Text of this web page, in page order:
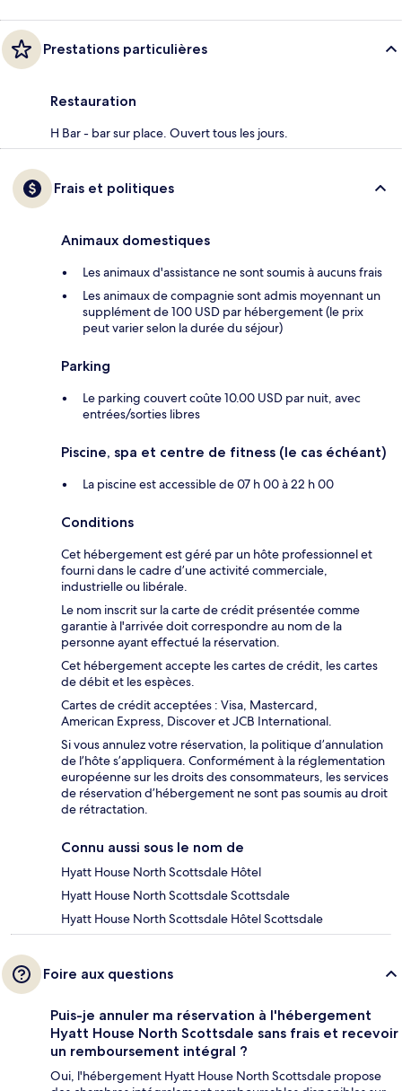
Prestations particulières
Restauration
H Bar - bar sur place. Ouvert tous les jours.
Frais et politiques
Animaux domestiques
Les animaux d'assistance ne sont soumis à aucuns frais
Les animaux de compagnie sont admis moyennant un
supplément de 100 USD par hébergement (le prix
peut varier selon la durée du séjour)
Parking
Le parking couvert coûte 10.00 USD par nuit, avec
entrées/sorties libres
Piscine, spa et centre de fitness (le cas échéant)
La piscine est accessible de 07 h 00 à 22 h 00
Conditions
Cet hébergement est géré par un hôte professionnel et
fourni dans le cadre d’une activité commerciale,
industrielle ou libérale.
Le nom inscrit sur la carte de crédit présentée comme
garantie à l'arrivée doit correspondre au nom de la
personne ayant effectué la réservation.
Cet hébergement accepte les cartes de crédit, les cartes
de débit et les espèces.
Cartes de crédit acceptées : Visa, Mastercard,
American Express, Discover et JCB International.
Si vous annulez votre réservation, la politique d’annulation
de l’hôte s’appliquera. Conformément à la réglementation
européenne sur les droits des consommateurs, les services
de réservation d’hébergement ne sont pas soumis au droit
de rétractation.
Connu aussi sous le nom de
Hyatt House North Scottsdale Hôtel
Hyatt House North Scottsdale Scottsdale
Hyatt House North Scottsdale Hôtel Scottsdale
Foire aux questions
Puis-je annuler ma réservation à l'hébergement
Hyatt House North Scottsdale sans frais et recevoir
un remboursement intégral ?
Oui, l'hébergement Hyatt House North Scottsdale propose